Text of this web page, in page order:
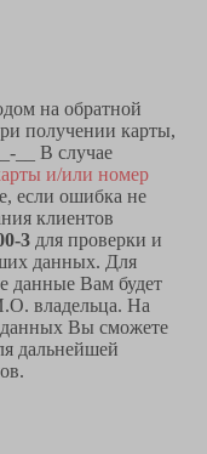
на обратной
получении карты,
__ В случае
и/или номер
если ошибка не
клиентов
3 для проверки и
данных. Для
данные Вам будет
владельца. На
данных Вы сможете
дальнейшей